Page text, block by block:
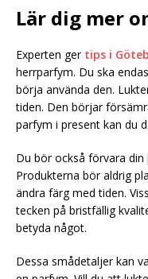
Lär dig mer
Experten ger tips i
herrparfym. Du ska
börja använda den.
tiden. Den börjar
parfym i present kan du
Du bör också förvara
Produkterna bör aldrig
ändra färg med tiden.
tecken på bristfällig
betyda något.
Dessa smådetaljer kan